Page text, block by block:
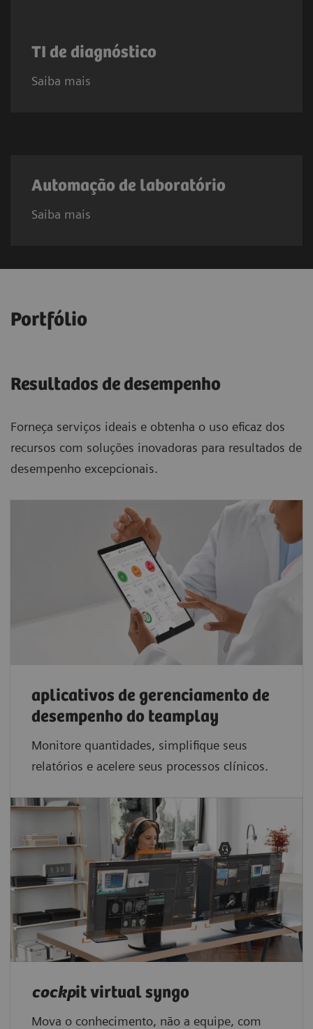
TI de diagnóstico
Saiba mais
Automação de laboratório
Saiba mais
Portfólio
Resultados de desempenho
Forneça serviços ideais e obtenha o uso eficaz dos
recursos com soluções inovadoras para resultados de
desempenho excepcionais.
aplicativos de gerenciamento de
desempenho do teamplay
Monitore quantidades, simplifique seus
relatórios e acelere seus processos clínicos.
cockpit virtual syngo
Mova o conhecimento, não a equipe, com